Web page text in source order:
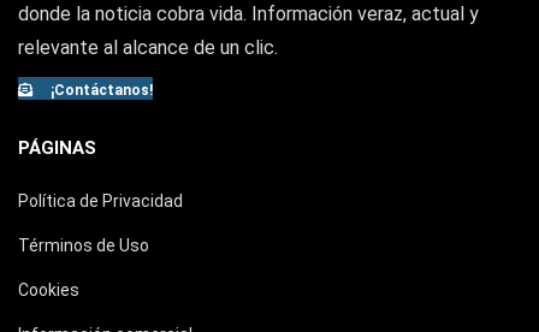
donde la noticia cobra vida. Información veraz, actual y
relevante al alcance de un clic.
¡Contáctanos!
PÁGINAS
Política de Privacidad
Términos de Uso
Cookies